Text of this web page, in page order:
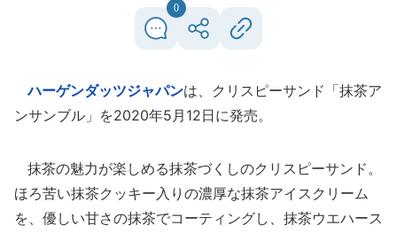
0
ハーゲンダッツジャパンは、クリスピーサンド「抹茶ア
ンサンブル」を2020年5月12日に発売。
抹茶の魅力が楽しめる抹茶づくしのクリスピーサンド。
ほろ苦い抹茶クッキー入りの濃厚な抹茶アイスクリーム
を、優しい甘さの抹茶でコーティングし、抹茶ウエハース